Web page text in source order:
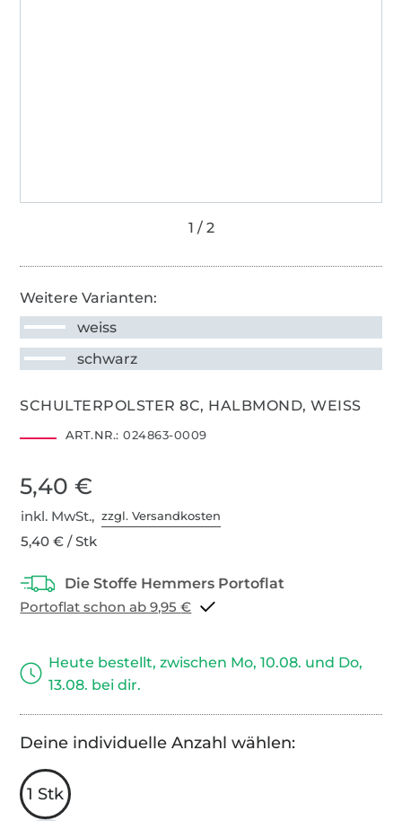
Weitere Varianten:
weiss
schwarz
SCHULTERPOLSTER 8C, HALBMOND, WEISS
ART.NR.: 024863-0009
5,40 €
inkl. MwSt.,zzgl. Versandkosten
5,40 € / Stk
Portoflat schon ab 9,95 €
Heute bestellt, zwischen Mo, 10.08. und Do,
13.08. bei dir.
Deine individuelle Anzahl wählen:
1 Stk